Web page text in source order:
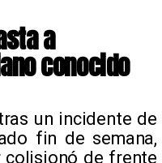
a
conocido
un incidente de
fin de semana,
de frente